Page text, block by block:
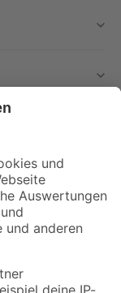
verpassen!